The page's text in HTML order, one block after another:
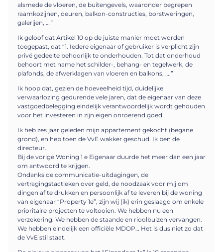
alsmede de vloeren, de buitengevels, waaronder begrepen
raamkozijnen, deuren, balkon-constructies, borstweringen,
galerijen, … ”
Ik geloof dat Artikel 10 op de juiste manier moet worden
toegepast, dat “1. Iedere eigenaar of gebruiker is verplicht zijn
privé gedeelte behoorlijk te onderhouden. Tot dat onderhoud
behoort met name het schilder-, behang- en tegelwerk, de
plafonds, de afwerklagen van vloeren en balkons, ….”
Ik hoop dat, gezien de hoeveelheid tijd, duidelijke
verwaarlozing gedurende vele jaren, dat de eigenaar van deze
vastgoedbelegging eindelijk verantwoordelijk wordt gehouden
voor het investeren in zijn eigen onroerend goed.
Ik heb zes jaar geleden mijn appartement gekocht (begane
grond), en heb toen de VvE wakker geschud. Ik ben de
directeur.
Bij de vorige Woning 1 e Eigenaar duurde het meer dan een jaar
om antwoord te krijgen.
Ondanks de communicatie-uitdagingen, de
vertragingstactieken over geld, de noodzaak voor mij om
dingen af te drukken en persoonlijk af te leveren bij de woning
van eigenaar “Property 1e”, zijn wij (ik) erin geslaagd om enkele
prioritaire projecten te voltooien. We hebben nu een
verzekering. We hebben de staande en rioolbuizen vervangen.
We hebben eindelijk een officiële MDOP… Het is dus niet zo dat
de VvE stil staat.